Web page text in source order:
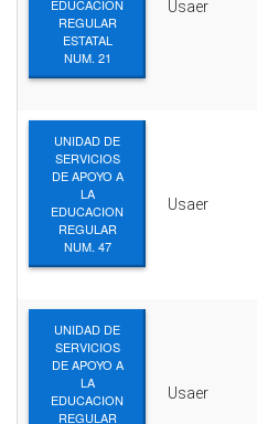
EDUCACION
REGULAR
ESTATAL
NUM. 21
Usaer
UNIDAD DE
SERVICIOS
DE APOYO A
LA
EDUCACION
REGULAR
NUM. 47
Usaer
UNIDAD DE
SERVICIOS
DE APOYO A
LA
EDUCACION
REGULAR
Usaer